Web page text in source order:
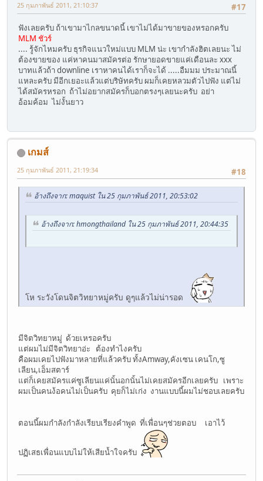
#17
25 กุมภาพันธ์ 2011, 21:10:37
ฟังเลยครับ ถ้าเขามาไกลขนาดนี้ เขาไม่ได้มาขายของหรอกครับ
MLM ชัวร์
.... รู้จักไหมครับ ธุรกิจแนวใหม่แบบ MLM น่ะ เขากำลังฮิตเลยนะ ไม่
ต้องขายของ แค่หาคนมาสมัครต่อ รักษายอดขายแค่เดือนละ xxx
บาทแล้วถ้า downline เราหาคนได้เราก็จะได้ .....อืมมม ประมาณนี้
แหละครับ มีอีกเยอะแล้วแต่บริษัทครับ ผมก็เคยหลวมตัวไปฟัง แต่ไม่
ได้สมัครหรอก ถ้าไม่อยากสมัครก็บอกตรงๆเลยนะครับ อย่า
อ้อมค้อม ไม่งั้นยาว
เกมส์
#18
25 กุมภาพันธ์ 2011, 21:19:34
อ้างถึงจาก: maquist ใน 25 กุมภาพันธ์ 2011, 20:53:02
อ้างถึงจาก: hmongthailand ใน 25 กุมภาพันธ์ 2011, 20:44:35
โห ระวังโดนจิตวิทยาหมู่ครับ ดูๆแล้วไม่น่ารอด
มีจิตวิทยาหมู่ ด้วยเหรอครับ
แต่ผมไม่มีจิตวิทยาอ่ะ ต้องทำไงครับ
คือผมเคยไปฟังมาหลายที่แล้วครับ ทั้งAmway,คังเซน เคนโก,ซู
เลียน,เอ็มสตาร์
แต่ก็เคยสมัครแค่ซูเลียนแค่นั้นอกนั้นไม่เคยสมัครอีกเลยครับ เพราะ
ผมเป็นคนง้อคนไม่เป็นครับ คุยก็ไม่เก่ง งานแบบนี้ผมไม่ชอบเลยครับ
ตอนนี้ผมกำลังกำลังเรียบเรียงคำพูด ที่เพื่อนๆช่วยตอบ เอาไว้
ปฏิเสธเพื่อนแบบไม่ให้เสียน้ำใจครับ